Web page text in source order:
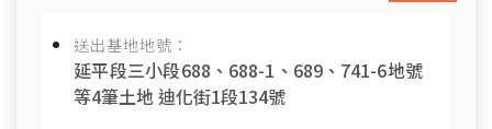
送出基地地號：
延平段三小段688、688-1、689、741-6地號
等4筆土地 迪化街1段134號